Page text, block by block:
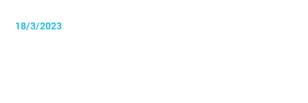
18/3/2023